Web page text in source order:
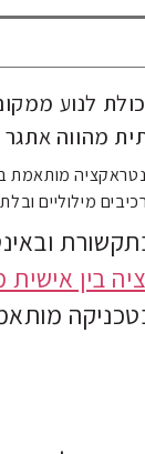
לנוע
מהווה
מותאמת
מילוליים
בין